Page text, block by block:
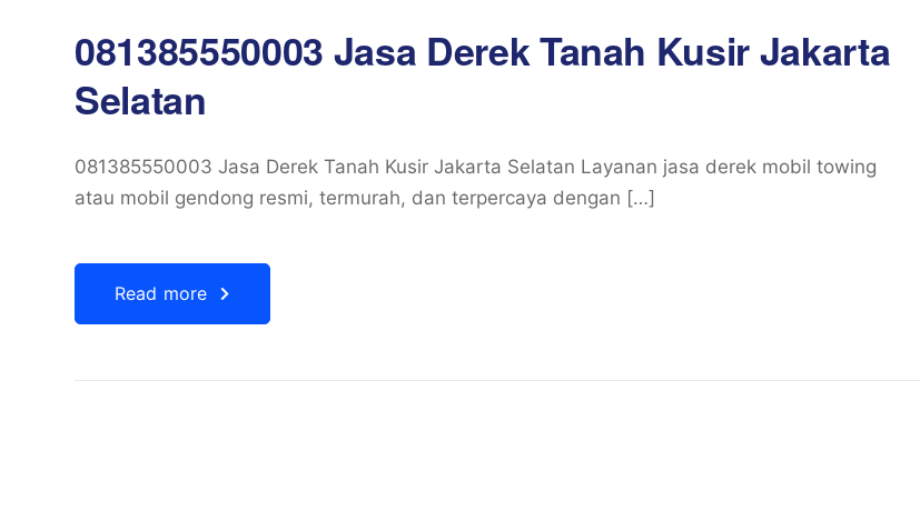
081385550003 Jasa Derek Tanah Kusir Jakarta
Selatan
081385550003 Jasa Derek Tanah Kusir Jakarta Selatan Layanan jasa derek mobil towing
atau mobil gendong resmi, termurah, dan terpercaya dengan […]
Read more